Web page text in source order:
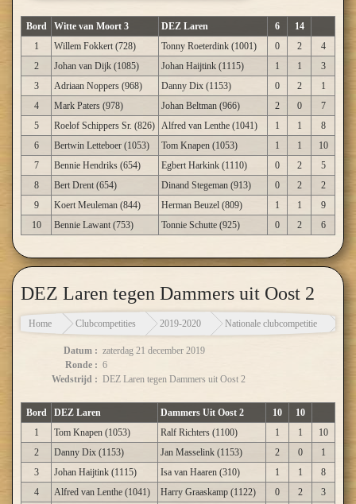
Bord Witte van Moort 3 DEZ Laren 6
14
1
Willem Fokkert (728) Tonny Roeterdink (1001) 0 2
4
2
Johan van Dijk (1085) Johan Haijtink (1115) 1 1
3
3
Adriaan Noppers (968) Danny Dix (1153) 0 2
1
4
Mark Paters (978) Johan Beltman (966) 2 0
7
5
Roelof Schippers Sr. (826) Alfred van Lenthe (1041) 1 1
8
6
Bertwin Letteboer (1053) Tom Knapen (1053) 1 1
10
7
Bennie Hendriks (654) Egbert Harkink (1110) 0 2
5
8
Bert Drent (654) Dinand Stegeman (913) 0 2
2
9
Koert Meuleman (844) Herman Beuzel (809) 1 1
9
10
Bennie Lawant (753) Tonnie Schutte (925) 0 2 6
DEZ Laren tegen Dammers uit Oost 2
Home Clubcompetities 2019-2020 Nationale clubcompetitie
Datum : zaterdag 21 december 2019
Ronde : 6
Wedstrijd : DEZ Laren tegen Dammers uit Oost 2
Bord DEZ Laren Dammers Uit Oost 2 10
10
1
Tom Knapen (1053) Ralf Richters (1100) 1 1
10
2
Danny Dix (1153) Jan Masselink (1153) 2 0
1
3
Johan Haijtink (1115) Isa van Haaren (310) 1 1
8
4
Alfred van Lenthe (1041) Harry Graaskamp (1122) 0 2 3